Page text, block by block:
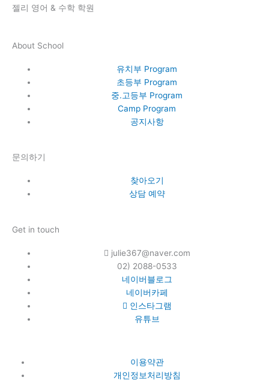
젤리 영어 & 수학 학원
About School
유치부 Program
초등부 Program
중.고등부 Program
Camp Program
공지사항
문의하기
찾아오기
상담 예약
Get in touch
julie367@naver.com
02) 2088-0533
네이버블로그
네이버카페
인스타그램
유튜브
이용약관
개인정보처리방침